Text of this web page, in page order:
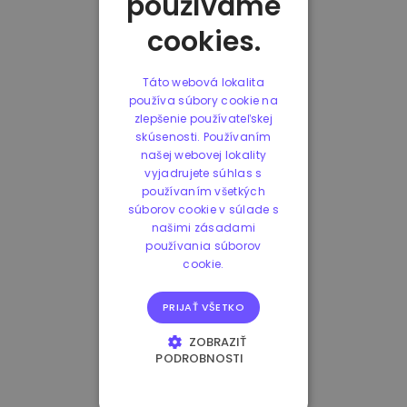
cookies.
Táto webová lokalita
používa súbory cookie na
zlepšenie používateľskej
skúsenosti. Používaním
našej webovej lokality
vyjadrujete súhlas s
používaním všetkých
súborov cookie v súlade s
našimi zásadami
používania súborov
cookie.
PRIJAŤ VŠETKO
ZOBRAZIŤ
PODROBNOSTI